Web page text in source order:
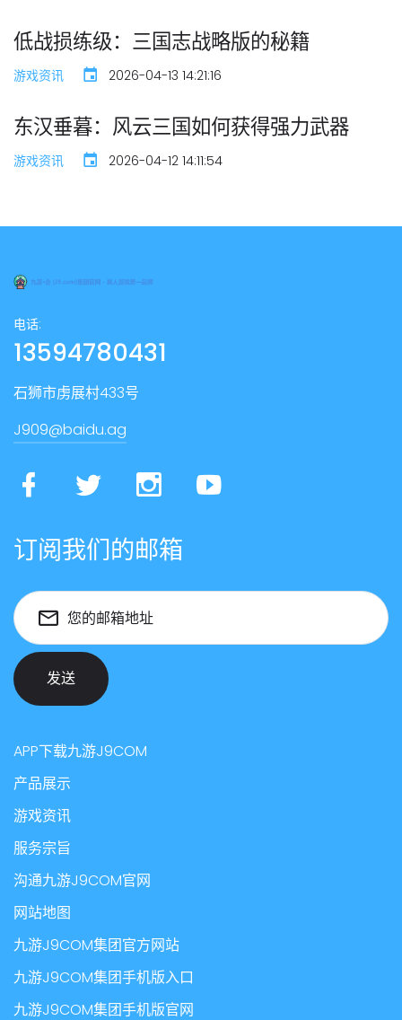
低战损练级：三国志战略版的秘籍
游戏资讯 2026-04-13 14:21:16
东汉垂暮：风云三国如何获得强力武器
游戏资讯 2026-04-12 14:11:54
电话:
13594780431
石狮市虏展村433号
J909@baidu.ag
订阅我们的邮箱
您的邮箱地址
发送
APP下载九游J9COM
产品展示
游戏资讯
服务宗旨
沟通九游J9COM官网
网站地图
九游J9COM集团官方网站
九游J9COM集团手机版入口
九游J9COM集团手机版官网